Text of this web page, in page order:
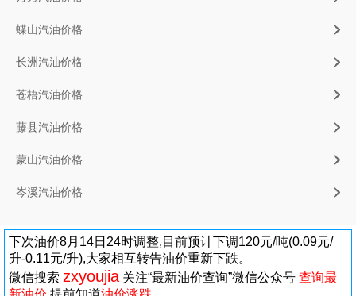
蝶山汽油价格
长洲汽油价格
苍梧汽油价格
藤县汽油价格
蒙山汽油价格
岑溪汽油价格
下次油价8月14日24时调整,目前预计下调120元/吨(0.09元/
升-0.11元/升),大家相互转告油价重新下跌。
微信搜索 zxyoujia 关注“最新油价查询”微信公众号 查询最